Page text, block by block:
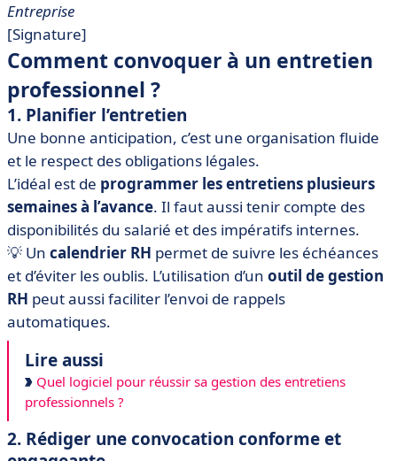
Entreprise
[Signature]
Comment convoquer à un entretien
professionnel ?
1. Planifier l’entretien
Une bonne anticipation, c’est une organisation fluide
et le respect des obligations légales.
L’idéal est de programmer les entretiens plusieurs
semaines à l’avance. Il faut aussi tenir compte des
disponibilités du salarié et des impératifs internes.
💡 Un calendrier RH permet de suivre les échéances
et d’éviter les oublis. L’utilisation d’un outil de gestion
RH peut aussi faciliter l’envoi de rappels
automatiques.
Lire aussi
Quel logiciel pour réussir sa gestion des entretiens
professionnels ?
2. Rédiger une convocation conforme et